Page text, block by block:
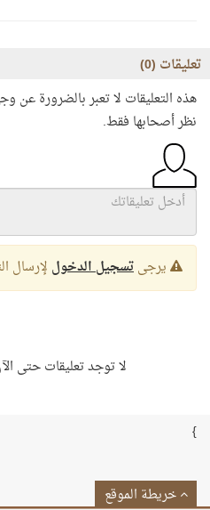
تعليقات (0
)
هذه التعليقات لا تعبر بالضرورة عن
نظر أصحابها فقط.
يرجىتسجيل الدخول لإرسال
لا توجد تعليقات حتى
}
خريطة الموقع